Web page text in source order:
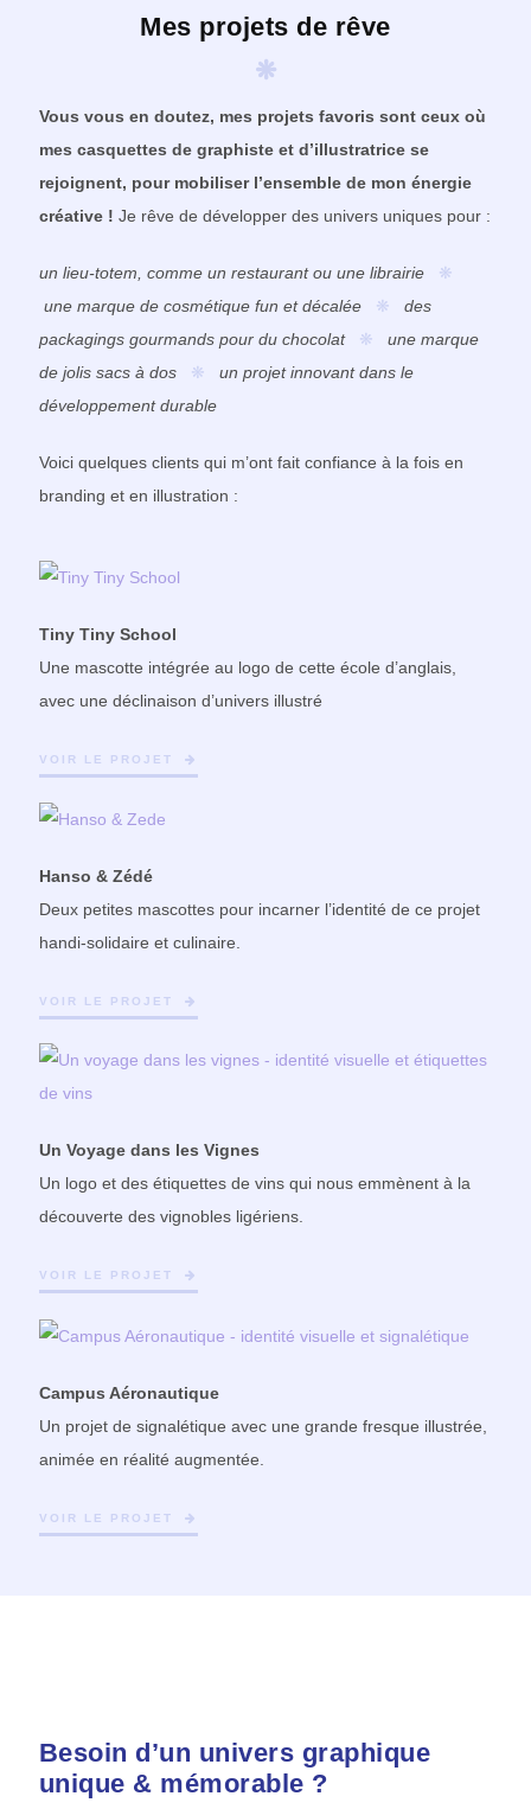
Mes projets de rêve
❋
Vous vous en doutez, mes projets favoris sont ceux où
mes casquettes de graphiste et d’illustratrice se
rejoignent, pour mobiliser l’ensemble de mon énergie
créative ! Je rêve de développer des univers uniques pour :
un lieu-totem, comme un restaurant ou une librairie
❋
une marque de cosmétique fun et décalée
❋ des
packagings gourmands pour du chocolat
❋ une marque
de jolis sacs à dos
❋ un projet innovant dans le
développement durable
Voici quelques clients qui m’ont fait confiance à la fois en
branding et en illustration :
Tiny Tiny School
Une mascotte intégrée au logo de cette école d’anglais,
avec une déclinaison d’univers illustré
VOIR LE PROJET
Hanso & Zédé
Deux petites mascottes pour incarner l’identité de ce projet
handi-solidaire et culinaire.
VOIR LE PROJET
Un Voyage dans les Vignes
Un logo et des étiquettes de vins qui nous emmènent à la
découverte des vignobles ligériens.
VOIR LE PROJET
Campus Aéronautique
Un projet de signalétique avec une grande fresque illustrée,
animée en réalité augmentée.
VOIR LE PROJET
Besoin d’un univers graphique
unique & mémorable ?